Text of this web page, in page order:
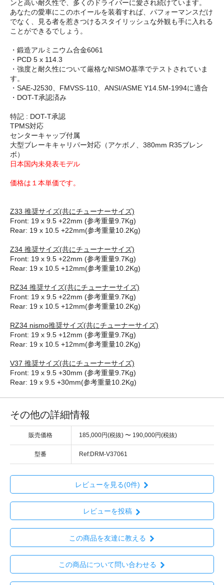
ンと高い耐久性で、多くのドライバーに愛され続けています。
あなたの愛車にこのホイールを装着すれば、パフォーマンスだけ
でなく、見る者を惹きつけるスタイリッシュな外観も手に入れる
ことができるでしょう。
・鍛造アルミニウム合金6061
・PCD 5 x 114.3
・強度と耐久性について厳格なNISMO基準でテストされていま
す。
・SAE-J2530、FMVSS-110、ANSI/ASME Y14.5M-1994に適合
・DOT-T承認済み
特記 : DOT-T承認
TPMS対応
センターキャップ付属
大型ブレーキキャリパー対応（アケボノ、380mm R35ブレン
ボ）
日本国内未発表モデル
価格は１本単価です。
Z33 推奨サイズ(共にチューナーサイズ)
Front: 19 x 9.5 +22mm (参考重量9.7Kg)
Rear: 19 x 10.5 +22mm(参考重量10.2Kg)
Z34 推奨サイズ(共にチューナーサイズ)
Front: 19 x 9.5 +22mm (参考重量9.7Kg)
Rear: 19 x 10.5 +12mm(参考重量10.2Kg)
RZ34 推奨サイズ(共にチューナーサイズ)
Front: 19 x 9.5 +22mm (参考重量9.7Kg)
Rear: 19 x 10.5 +12mm(参考重量10.2Kg)
RZ34 nismo推奨サイズ(共にチューナーサイズ)
Front: 19 x 9.5 +12mm (参考重量9.7Kg)
Rear: 19 x 10.5 +12mm(参考重量10.2Kg)
V37 推奨サイズ(共にチューナーサイズ)
Front: 19 x 9.5 +30mm (参考重量9.7Kg)
Rear: 19 x 9.5 +30mm(参考重量10.2Kg)
その他の詳細情報
販売価格 185,000円(税抜) 〜 190,000円(税抜)
型番 Ref:DRM-V37061
レビューを見る(0件)
レビューを投稿
この商品を友達に教える
この商品について問い合わせる